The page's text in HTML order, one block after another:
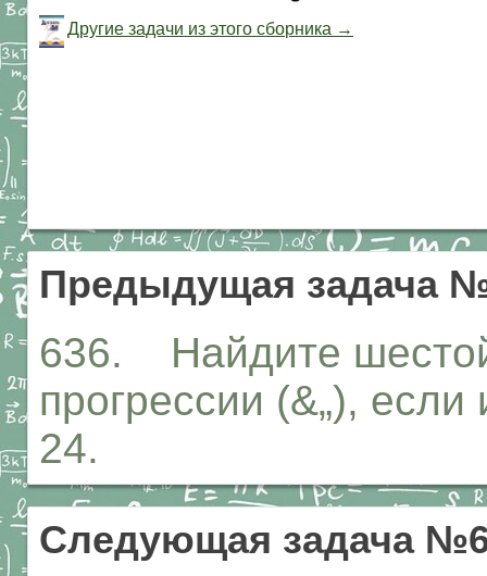
Другие задачи из этого сборника →
Предыдущая задача
636. Найдите
прогрессии (&„),
24.
Следующая задача